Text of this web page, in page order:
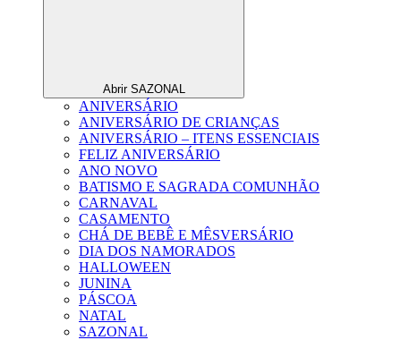
Abrir SAZONAL
ANIVERSÁRIO
ANIVERSÁRIO DE CRIANÇAS
ANIVERSÁRIO – ITENS ESSENCIAIS
FELIZ ANIVERSÁRIO
ANO NOVO
BATISMO E SAGRADA COMUNHÃO
CARNAVAL
CASAMENTO
CHÁ DE BEBÊ E MÊSVERSÁRIO
DIA DOS NAMORADOS
HALLOWEEN
JUNINA
PÁSCOA
NATAL
SAZONAL